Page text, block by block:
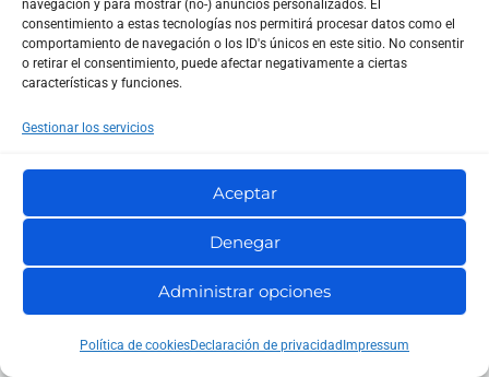
navegación y para mostrar (no-) anuncios personalizados. El
consentimiento a estas tecnologías nos permitirá procesar datos como el
comportamiento de navegación o los ID's únicos en este sitio. No consentir
o retirar el consentimiento, puede afectar negativamente a ciertas
características y funciones.
Gestionar los servicios
Aceptar
Denegar
Administrar opciones
Política de cookiesDeclaración de privacidad Impressum
si está mal desarrollada. Algunas plantillas cargan
demasiados scripts, sliders, animaciones, fuentes,
necesarios.
Esto afecta sobre todo al front-end: la tienda puede
responder rápido, pero el navegador tarda en pintar y
dejar la página lista para usar.